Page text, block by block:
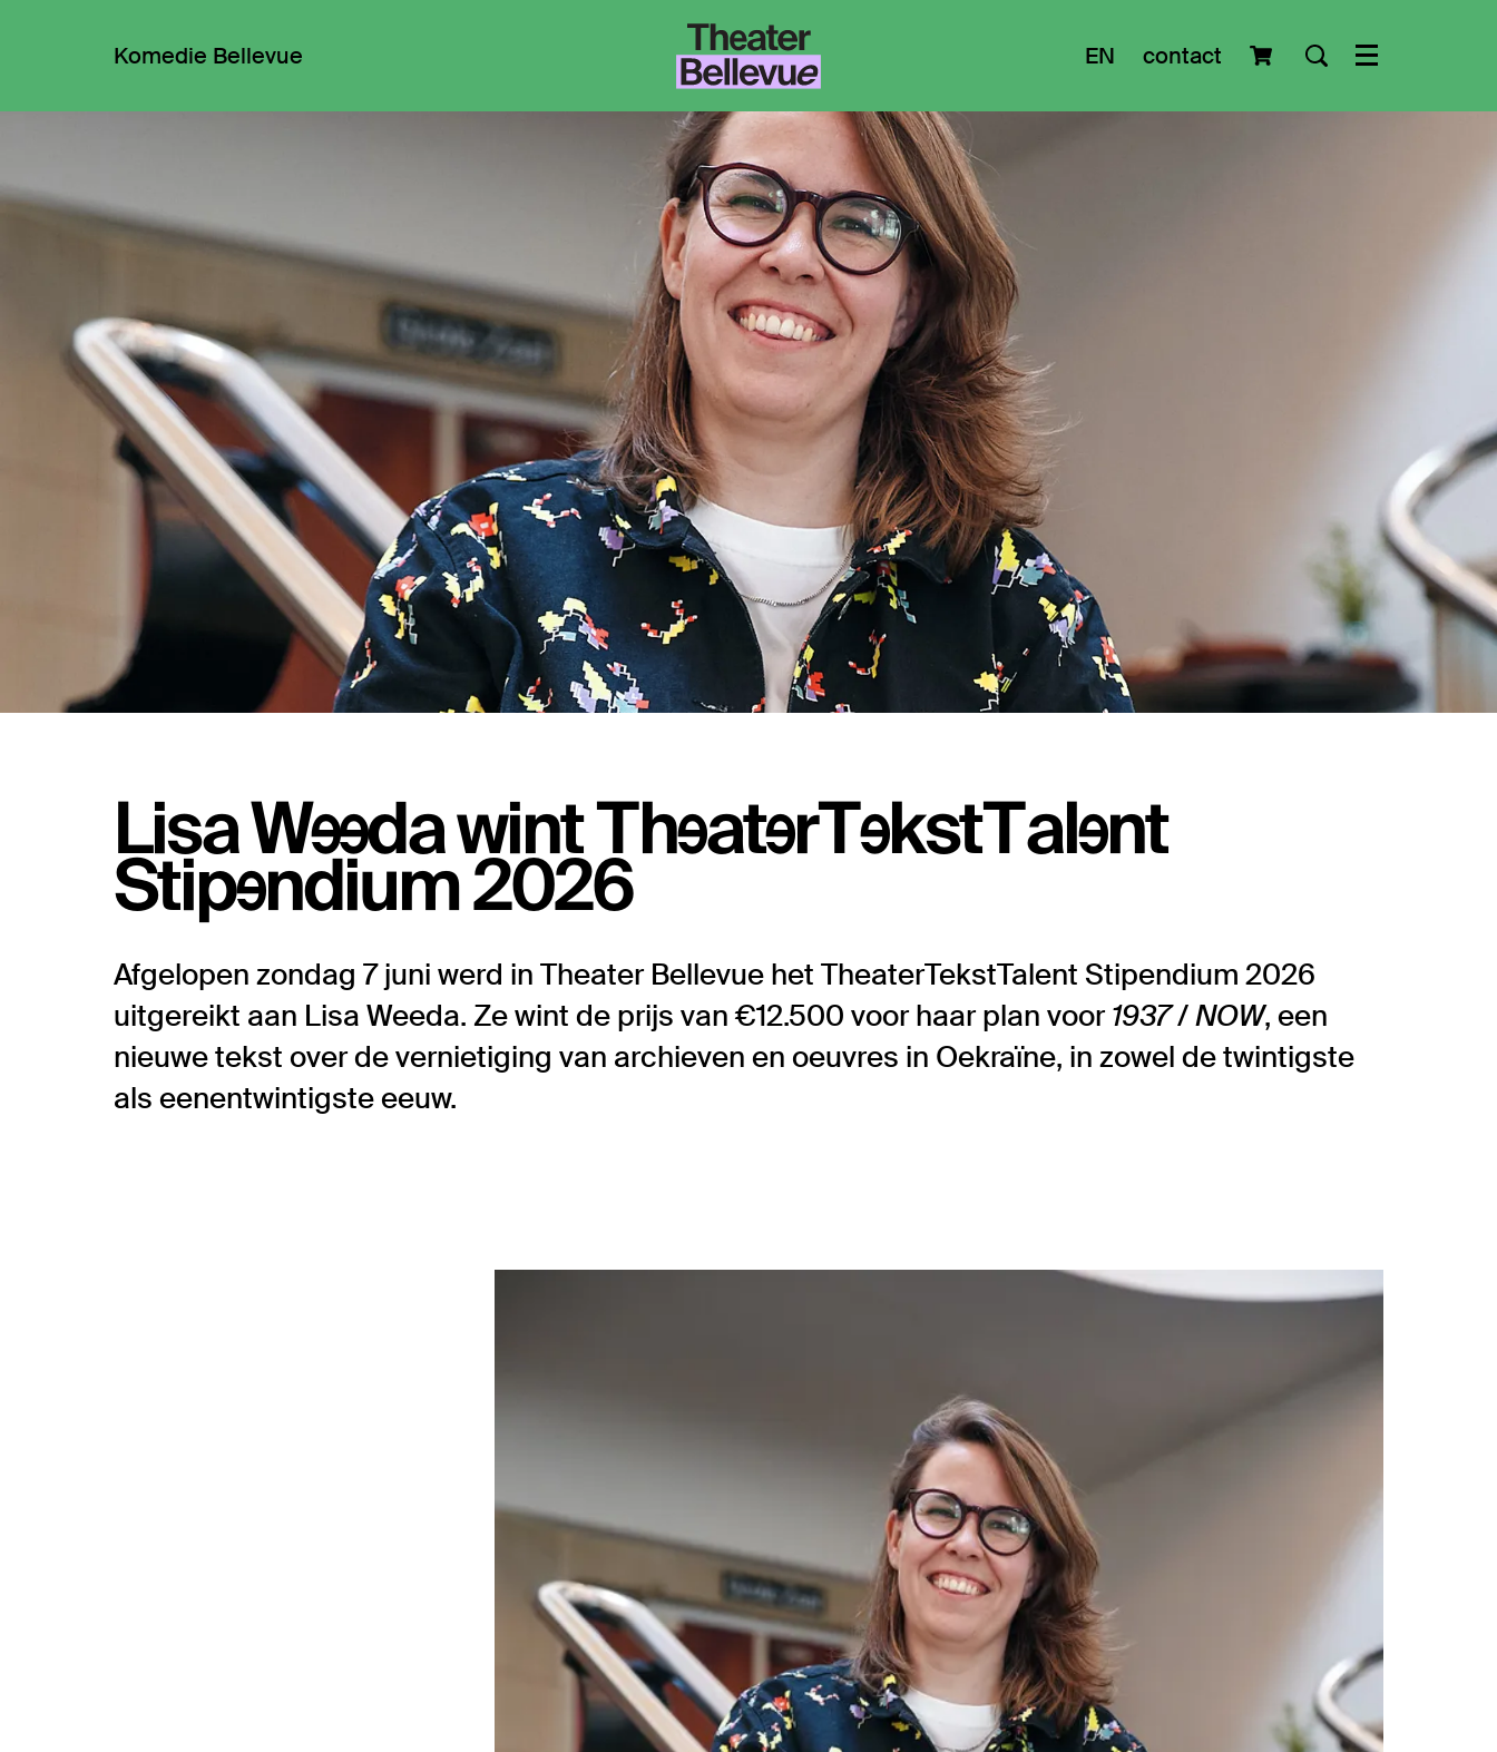
Komedie Bellevue EN contact Menu
Lisa Weeda wint TheaterTekstTalent
Stipendium 2026
Afgelopen zondag 7 juni werd in Theater Bellevue het TheaterTekstTalent Stipendium 2026
uitgereikt aan Lisa Weeda. Ze wint de prijs van €12.500 voor haar plan voor1937 / NOW, een
nieuwe tekst over de vernietiging van archieven en oeuvres in Oekraïne, in zowel de twintigste
als eenentwintigste eeuw.